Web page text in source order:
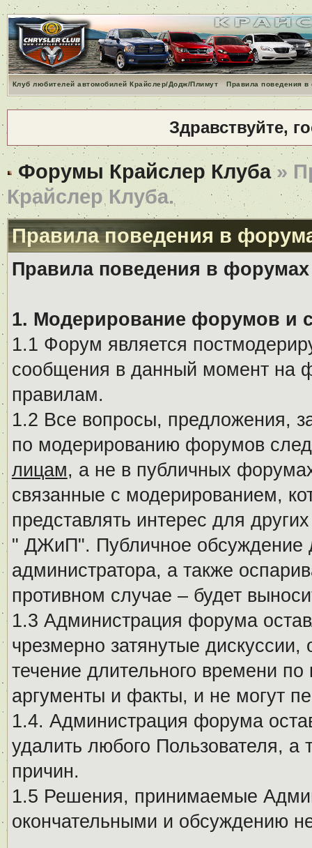
Клуб любителей автомобилей Крайслер/Додж/Плимут Правила поведения
Здравствуйте,
Форумы Крайслер Клуба»
Крайслер Клуба.
Правила поведения в
Правила поведения в
1. Модерирование форумов и
1.1 Форум является
сообщения в данный момент на
правилам.
1.2 Все вопросы, предложения,
по модерированию форумов
лицам, а не в публичных
связанные с модерированием,
представлять интерес для
" ДЖиП". Публичное обсуждение
администратора, а также
противном случае – будет
1.3 Администрация форума
чрезмерно затянутые
течение длительного времени
аргументы и факты, и не могут
1.4. Администрация форума
удалить любого Пользователя, а
причин.
1.5 Решения, принимаемые
окончательными и обсуждению